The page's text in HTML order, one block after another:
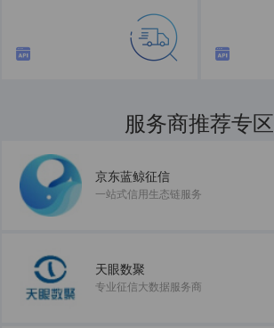
服务商推荐专区
京东蓝鲸征信
一站式信用生态链服务
天眼数聚
专业征信大数据服务商